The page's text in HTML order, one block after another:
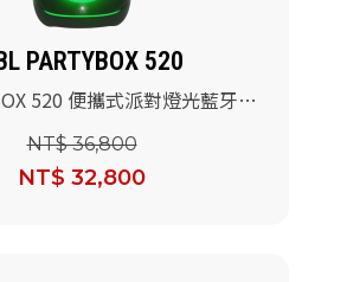
PARTYBOX 520
520 便攜式派對燈光藍牙喇
NT$ 36,800
NT$ 32,800